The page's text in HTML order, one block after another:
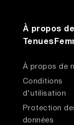
À propos
À propos de
Conditions
d'utilisation
Protection
données